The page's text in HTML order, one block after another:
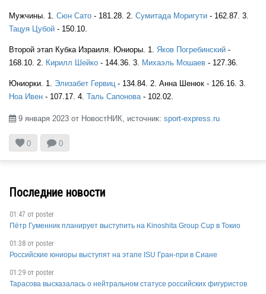
JPN
JPN
Мужчины. 1. Сюн Сато - 181.28. 2. Сумитада Моригути - 162.87. 3.
Тацуя Цубой - 150.10.
Второй этап Кубка Израиля. Юниоры. 1. Яков Погребинский -
168.10. 2. Кирилл Шейко - 144.36. 3. Михаэль Мошаев - 127.36.
Юниорки. 1. Элизабет Гервиц - 134.84. 2. Анна Шенюк - 126.16. 3.
Ноа Ивен - 107.17. 4. Таль Сапонова - 102.02.
 9 января 2023 от НовостНИК, источник: sport-express.ru
0  0
Последние новости
01:47 от poster
Пётр Гуменник планирует выступить на Kinoshita Group Cup в Токио
01:38 от poster
Российские юниоры выступят на этапе ISU Гран-при в Сиане
01:29 от poster
Тарасова высказалась о нейтральном статусе российских фигуристов